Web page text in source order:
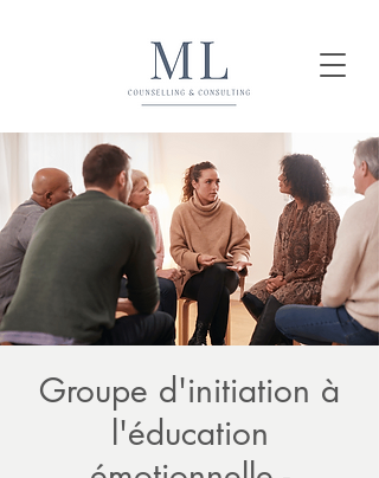
Groupe d'initiation à
l'éducation